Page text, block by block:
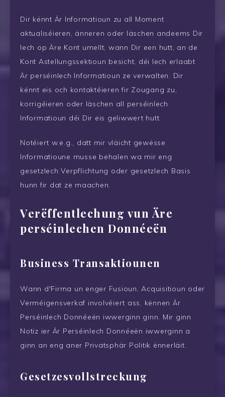
Dir kënnt Är Informatioun zu all Moment
aktualiséieren, änneren oder läschen andeems Dir
Iech op Äre Kont umellt, wann Dir een hutt, an de
Kont Astellungssektioun besicht, déi Iech erlaabt
Är perséinlech Informatioun ze verwalten. Dir
kënnt eis och kontaktéieren fir Zougang zu,
korrigéieren oder läschen all perséinlech
Informatioun déi Dir eis geliwwert hutt.
Notéiert w.e.g., datt mir vläicht gewësse
Informatioune musse behalen wa mir eng
gesetzlech Verpflichtung oder gesetzlech Basis
hunn fir dat ze maachen.
Verëffentlechung vun Äre
perséinlechen Donnéeën
Business Transaktiounen
Wann d'Firma un enger Fusioun, Acquisitioun oder
Verméigensverkaf involvéiert ass, kënnen Är
Perséinlech Donnéeën iwwerginn ginn. Mir ginn
Notiz ier Är Perséinlech Donnéeën iwwerginn a
ginn an eng aner Privatsphär Politik ënnerläit.
Gesetzesvollstreckung